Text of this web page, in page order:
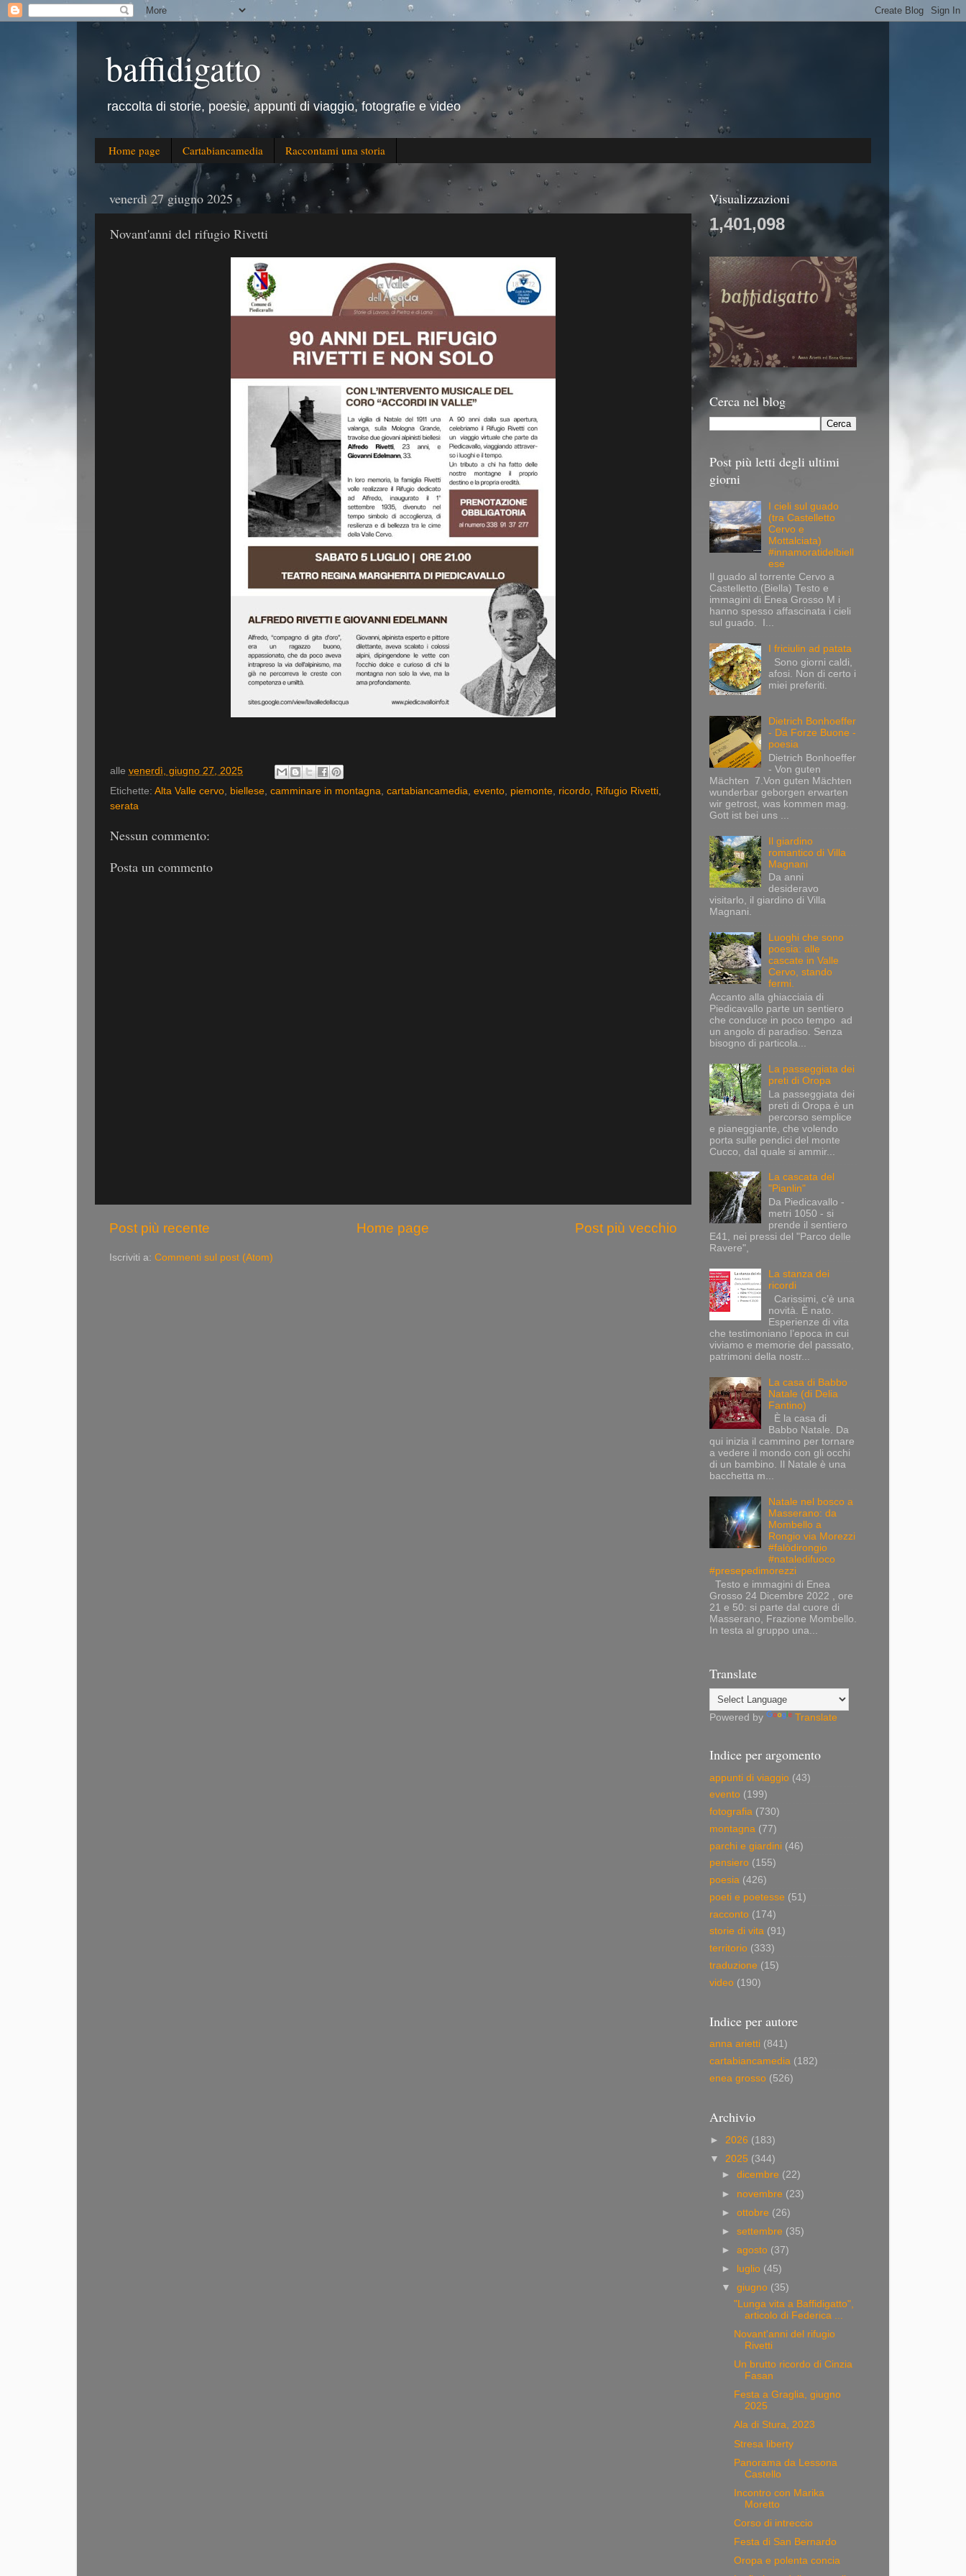
baffidigatto
raccolta di storie, poesie, appunti di viaggio, fotografie e video
Home page Cartabiancamedia Raccontami una storia
venerdì 27 giugno 2025
Novant'anni del rifugio Rivetti
alle venerdì, giugno 27, 2025
Etichette: Alta Valle cervo, biellese, camminare in montagna, cartabiancamedia, evento, piemonte, ricordo, Rifugio Rivetti,
serata
Nessun commento:
Posta un commento
Post più recente Post più vecchio
Home page
Iscriviti a: Commenti sul post (Atom)
Visualizzazioni
1,401,098
Cerca nel blog
Post più letti degli ultimi
giorni
I cieli sul guado
(tra Castelletto
Cervo e
Mottalciata)
#innamoratidelbiell
ese
Il guado al torrente Cervo a
Castelletto.(Biella) Testo e
immagini di Enea Grosso M i
hanno spesso affascinata i cieli
sul guado. I...
I friciulin ad patata
Sono giorni caldi,
afosi. Non di certo i
miei preferiti.
Dietrich Bonhoeffer
- Da Forze Buone -
poesia
Dietrich Bonhoeffer
- Von guten
Mächten 7.Von guten Mächten
wunderbar geborgen erwarten
wir getrost, was kommen mag.
Gott ist bei uns ...
Il giardino
romantico di Villa
Magnani
Da anni
desideravo
visitarlo, il giardino di Villa
Magnani.
Luoghi che sono
poesia: alle
cascate in Valle
Cervo, stando
fermi.
Accanto alla ghiacciaia di
Piedicavallo parte un sentiero
che conduce in poco tempo ad
un angolo di paradiso. Senza
bisogno di particola...
La passeggiata dei
preti di Oropa
La passeggiata dei
preti di Oropa è un
percorso semplice
e pianeggiante, che volendo
porta sulle pendici del monte
Cucco, dal quale si ammir...
La cascata del
"Pianlin"
Da Piedicavallo -
metri 1050 - si
prende il sentiero
E41, nei pressi del "Parco delle
Ravere",
La stanza dei
ricordi
Carissimi, c’è una
novità. È nato.
Esperienze di vita
che testimoniano l’epoca in cui
viviamo e memorie del passato,
patrimoni della nostr...
La casa di Babbo
Natale (di Delia
Fantino)
È la casa di
Babbo Natale. Da
qui inizia il cammino per tornare
a vedere il mondo con gli occhi
di un bambino. Il Natale è una
bacchetta m...
Natale nel bosco a
Masserano: da
Mombello a
Rongio via Morezzi
#falòdirongio
#nataledifuoco
#presepedimorezzi
Testo e immagini di Enea
Grosso 24 Dicembre 2022 , ore
21 e 50: si parte dal cuore di
Masserano, Frazione Mombello.
In testa al gruppo una...
Translate
Powered by Translate
Indice per argomento
appunti di viaggio (43)
evento (199)
fotografia (730)
montagna (77)
parchi e giardini (46)
pensiero (155)
poesia (426)
poeti e poetesse (51)
racconto (174)
storie di vita (91)
territorio (333)
traduzione (15)
video (190)
Indice per autore
anna arietti (841)
cartabiancamedia (182)
enea grosso (526)
Archivio
► 2026 (183)
▼ 2025 (344)
►dicembre (22)
► novembre (23)
►ottobre (26)
►settembre (35)
►agosto (37)
►
luglio (45)
▼giugno (35)
"Lunga vita a Baffidigatto",
articolo di Federica ...
Novant'anni del rifugio
Rivetti
Un brutto ricordo di Cinzia
Fasan
Festa a Graglia, giugno
2025
Ala di Stura, 2023
Stresa liberty
Panorama da Lessona
Castello
Incontro con Marika
Moretto
Corso di intreccio
Festa di San Bernardo
Oropa e polenta concia